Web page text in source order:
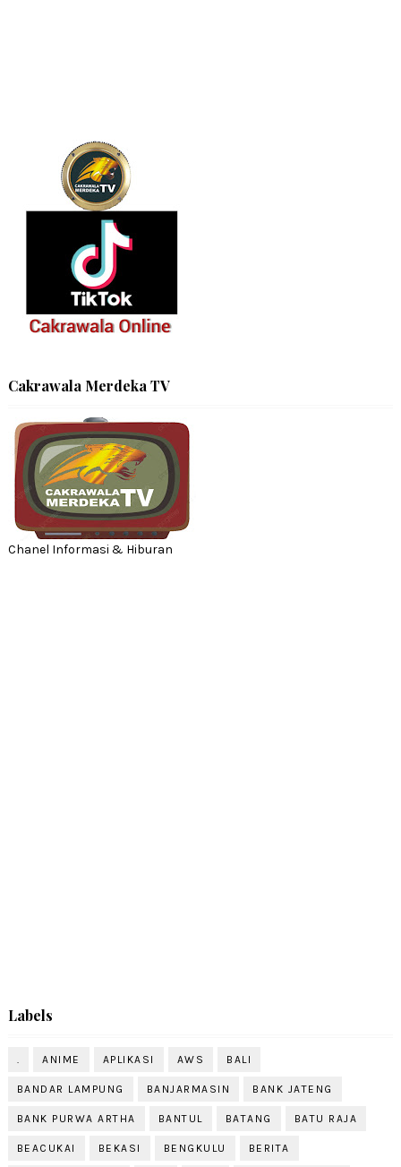
Cakrawala Merdeka TV
Chanel Informasi & Hiburan
Labels
ANIME APLIKASI AWS BALI
BANDAR LAMPUNG BANJARMASIN BANK JATENG
BANK PURWA ARTHA BANTUL BATANG BATU RAJA
BEACUKAI BEKASI BENGKULU BERITA